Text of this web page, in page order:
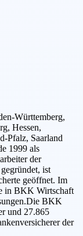
Württemberg,
Hessen,
Pfalz, Saarland
1999 als
der
ist
geöffnet. Im
in BKK Wirtschaft
BKK
und 27.865
der